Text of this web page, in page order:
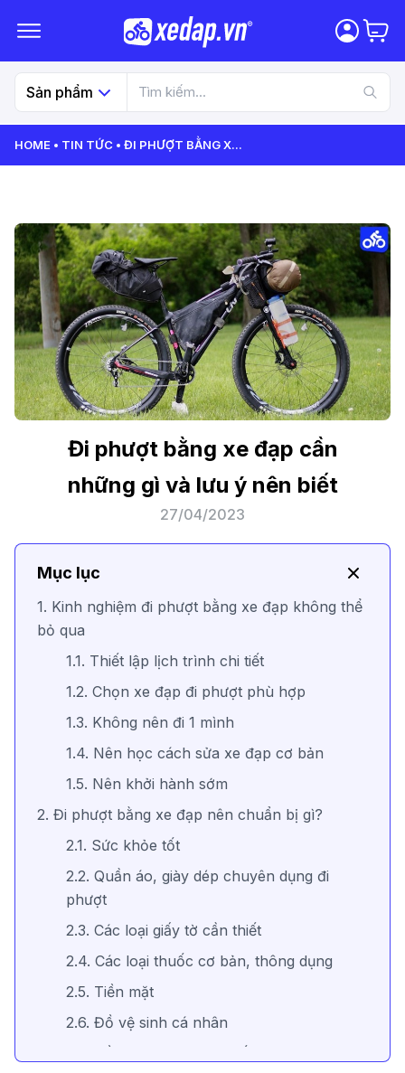
Sản phẩm
HOME TIN TỨC ĐI PHƯỢT BẰNG X...
Đi phượt bằng xe đạp cần
những gì và lưu ý nên biết
27/04/2023
Mục lục
1. Kinh nghiệm đi phượt bằng xe đạp không thể
bỏ qua
1.1. Thiết lập lịch trình chi tiết
1.2. Chọn xe đạp đi phượt phù hợp
1.3. Không nên đi 1 mình
1.4. Nên học cách sửa xe đạp cơ bản
1.5. Nên khởi hành sớm
2. Đi phượt bằng xe đạp nên chuẩn bị gì?
2.1. Sức khỏe tốt
2.2. Quần áo, giày dép chuyên dụng đi
phượt
2.3. Các loại giấy tờ cần thiết
2.4. Các loại thuốc cơ bản, thông dụng
2.5. Tiền mặt
2.6. Đồ vệ sinh cá nhân
2.7. Đồ ăn nhẹ và nước uống